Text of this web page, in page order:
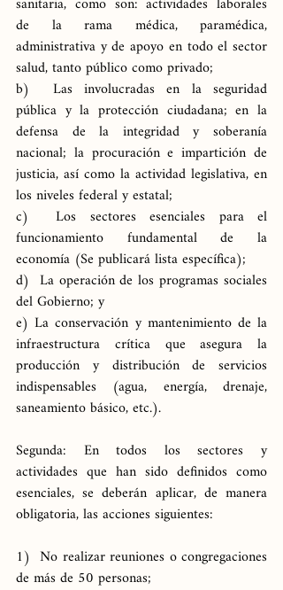
de la rama médica, paramédica,
administrativa y de apoyo en todo el sector
salud, tanto público como privado;
b)  Las involucradas en la seguridad
pública y la protección ciudadana; en la
defensa de la integridad y soberanía
nacional; la procuración e impartición de
justicia, así como la actividad legislativa, en
los niveles federal y estatal;
c)  Los sectores esenciales para el
funcionamiento fundamental de la
economía (Se publicará lista específica);
d)  La operación de los programas sociales
del Gobierno; y
e) La conservación y mantenimiento de la
infraestructura crítica que asegura la
producción y distribución de servicios
indispensables (agua, energía, drenaje,
saneamiento básico, etc.).
Segunda: En todos los sectores y
actividades que han sido definidos como
esenciales, se deberán aplicar, de manera
obligatoria, las acciones siguientes:
1)  No realizar reuniones o congregaciones
de más de 50 personas;